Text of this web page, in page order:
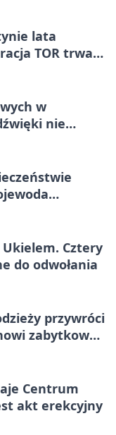
lata
TOR trwa
w
nie
Cztery
do odwołania
przywróci
zabytkowy
Centrum
akt erekcyjny